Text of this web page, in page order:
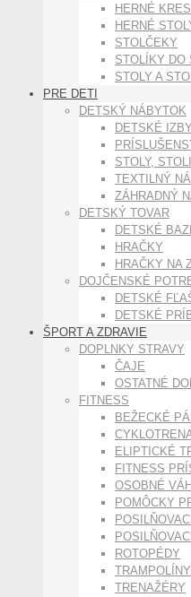
HERNÉ
HERNÉ
STOLČEKY
STOLÍKY DO
STOLY A
PRE DETI
DETSKÝ NÁBYTOK
DETSKÉ IZBY
STOLY,
TEXTILNÝ
ZÁHRADNÝ
DETSKÝ TOVAR
DETSKÉ
HRAČKY
HRAČKY NA
DOJČENSKÉ
DETSKÉ
DETSKÉ
ŠPORT A ZDRAVIE
DOPLNKY STRAVY
ČAJE
OSTATNÉ
FITNESS
BEŽECKÉ
ELIPTICKÉ
FITNESS
OSOBNÉ
POMÔCKY
ROTOPÉDY
TRAMPOLÍNY
TRENAŽÉRY